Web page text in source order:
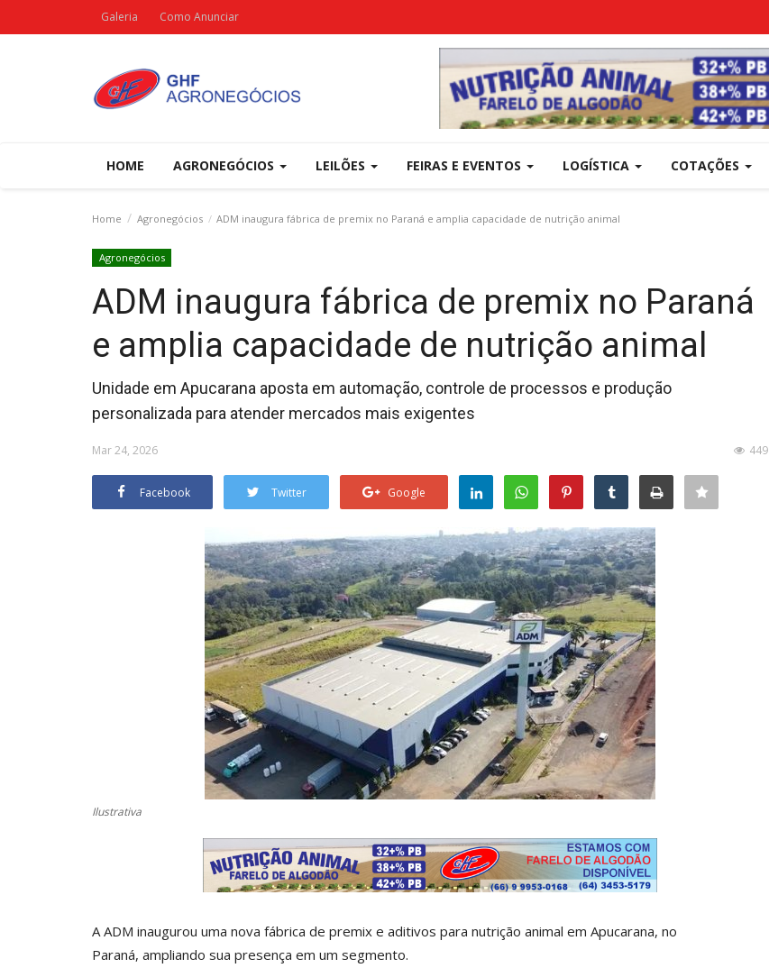
Galeria Como Anunciar
HOME AGRONEGÓCIOS LEILÕES FEIRAS E EVENTOS LOGÍSTICA COTAÇÕES
Home Agronegócios ADM inaugura fábrica de premix no Paraná e amplia capacidade de nutrição animal
Agronegócios
ADM inaugura fábrica de premix no Paraná
e amplia capacidade de nutrição animal
Unidade em Apucarana aposta em automação, controle de processos e produção
personalizada para atender mercados mais exigentes
Mar 24, 2026 449
Facebook Twitter Google
Ilustrativa
A ADM inaugurou uma nova fábrica de premix e aditivos para nutrição animal em Apucarana, no
Paraná, ampliando sua presença em um segmento.